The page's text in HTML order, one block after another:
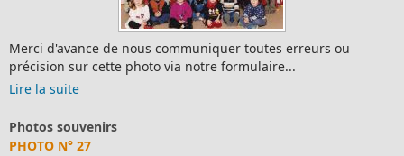
Merci d'avance de nous communiquer toutes erreurs ou
précision sur cette photo via notre formulaire...
Lire la suite
Photos souvenirs
PHOTO N° 27